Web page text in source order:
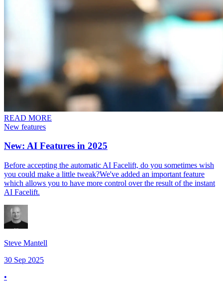
READ MORE
New features​​​​‌ ‍ ​‍​‍‌‍ ‌ ​‍‌‍‍‌‌‍‌ ‌‍‍‌‌‍ ‍​‍​‍​ ‍‍​‍​‍‌ ​ ‌‍​‌‌‍ ‍‌‍‍‌‌ ‌​‌ ‍‌​‍ ‍‌‍‍‌‌‍ ​‍​‍​‍ ​​‍​‍‌‍‍​‌ ​‍‌‍‌‌‌‍‌‍​‍​‍​ ‍‍​‍​‍​‍ ‌‍​‌‌‍‌​‌‍ ‌‌‍‍‌‌‍ ‍​‍ ‌‍‍‌‌‍ ‍‌ ‌​‌‍‌‌‌‍ ‍‌ ‌​​‍ ‌‍‌‌‌‍‌​‌‍‍‌‌ ‌​​‍ ‌‍ ‌‌‍ ‌‍‌​‌‍‌‌​ ‌‌ ​​‌ ​‍‌‍‌‌‌ ​ ‌‍‌‌‌‍ ‍‌ ‌​‌‍​‌‌ ‌​‌‍‍‌‌‍ ‌‍ ‍​ ‍ ‌‍‍‌‌‍‌​​ ‌​ ​‍​ ‌ ​ ‌‌‌‍‌‍‌‍​‍​ ​‍‌‍‌‌​ ​‌​‍ ‌​ ​​‌‍​‌​ ‌ ​ ‌ ​‍ ‌​ ‌​​ ‌​‌‍​ ​ ‌‌​‍ ‌​ ‍​​ ​ ​ ​ ​ ‌​​‍ ‌​ ‍‌​ ‍​‌‍‌​​ ‍‌​ ​‌‌‍‌‌​ ‌​​ ‌‍​ ‌‍​ ‍​​ ​‌​ ​‌​ ‍ ‌ ‌​‌ ‍‌‌ ​​‌‍‌‌​ ‌‌ ​​‌‍ ‌ ​ ‌ ‌​‌​​ ‌‍​‌‌ ‌​‌‍‌‌‌‍‌ ‌‍ ‌ ​‍‌ ‍‌​ ‍ ‌ ​​‌‍​‌‌ ‌​‌‍‍​​ ‌‌ ‌​‌‍‍‌‌ ‌​‌‍ ​‌‍‌‌​ ‌‍​‍‌‍​‌‌ ​ ‌‍‌‌‌‌‌‌‌ ​‍‌‍ ​​ ‌​‍‌‌​ ​‍‌​‌‍‌‍​‌‌‍‌​‌‍ ‌‌‍‍‌‌‍ ‍​‍‌‍‌‍‍‌‌‍‌​​ ‌​ ​‍​ ‌ ​ ‌‌‌‍‌‍‌‍​‍​ ​‍‌‍‌‌​ ​‌​‍ ‌​ ​​‌‍​‌​ ‌ ​ ‌ ​‍ ‌​ ‌​​ ‌​‌‍​ ​ ‌‌​‍ ‌​ ‍​​ ​ ​ ​ ​ ‌​​‍ ‌​ ‍‌​ ‍​‌‍‌​​ ‍‌​ ​‌‌‍‌‌​ ‌​​ ‌‍​ ‌‍​ ‍​​ ​‌​ ​‌​‍‌‍‌ ‌​‌ ‍‌‌ ​​‌‍‌‌​ ‌‌ ​​‌‍ ‌ ​ ‌ ‌​‌​​ ‌‍​‌‌ ‌​‌‍‌‌‌‍‌ ‌‍ ‌ ​‍‌ ‍‌​‍‌‍‌ ​​‌‍​‌‌ ‌​‌‍‍​​ ‌‌ ‌​‌‍‍‌‌ ‌​‌‍ ​‌‍‌‌​‍​‍‌ ‌
New: AI Features in 2025
Before accepting the automatic AI Facelift, do you sometimes wish
you could make a little tweak?​​​​‌ ‍ ​‍​‍‌‍ ‌ ​‍‌‍‍‌‌‍‌ ‌‍‍‌‌‍ ‍​‍​‍​ ‍‍​‍​‍‌ ​ ‌‍​‌‌‍ ‍‌‍‍‌‌ ‌​‌ ‍‌​‍ ‍‌‍‍‌‌‍ ​‍​‍​‍ ​​‍​‍‌‍‍​‌ ​‍‌‍‌‌‌‍‌‍​‍​‍​ ‍‍​‍​‍​‍ ‌‍​‌‌‍‌​‌‍ ‌‌‍‍‌‌‍ ‍​‍ ‌‍‍‌‌‍ ‍‌ ‌​‌‍‌‌‌‍ ‍‌ ‌​​‍ ‌‍‌‌‌‍‌​‌‍‍‌‌ ‌​​‍ ‌‍ ‌‌‍ ‌‍‌​‌‍‌‌​ ‌‌ ​​‌ ​‍‌‍‌‌‌ ​ ‌‍‌‌‌‍ ‍‌ ‌​‌‍​‌‌ ‌​‌‍‍‌‌‍ ‌‍ ‍​ ‍ ‌‍‍‌‌‍‌​​ ‌​ ​​​ ‍​​ ​ ​ ‌‌‌‍​‍‌‍‌‌‌‍‌‍‌‍​‍​‍ ‌‌‍​‌‌‍‌‍‌‍‌‍​ ​‍​‍ ‌​ ‌​‌‍‌​​ ‌​​ ​ ​‍ ‌​ ‍​​ ‍​​ ‍‌​ ​‌​‍ ‌‌‍‌‌​ ​‌​ ​​​ ‍​​ ‍​​ ‍‌​ ‌‌​ ‌‌​ ‌ ​ ​​‌‍‌​​ ‍‌​ ‍ ‌ ‌​‌ ‍‌‌ ​​‌‍‌‌​ ‌‌ ​​‌‍ ‌ ​ ‌ ‌​​ ‍ ‌ ​​‌‍​‌‌ ‌​‌‍‍​​ ‌‌‍‌‌‌ ‍​‌‍​ ‌‍‌‌‌ ​‍‌ ​​‌ ‌​​‍‌‌​ ‌‌‌​​‍‌‌ ‌‍‍ ‌‍‌‌‌ ‍‌​‍‌‌​ ​ ‌​‌​​‍‌‌​ ​ ‌​‌​​‍‌‌​ ​‍​ ​‍​ ‌‌‌‍​‌​ ‍​‌‍‌‍​ ‍​‌‍​‍​ ‍​‌‍​‌​ ​‍​ ‍​‌‍‌‌​ ​ ​‍‌‌​ ​‍​ ​‍​‍‌‌​ ‌‌‌​‌​​‍ ‍‌‍​ ‌‍‍​‌‍‍‌‌‍ ​‌‍‌​‌ ​‍‌‍‌‌‌‍ ‍​‍‌‌​ ‌‌‌​​‍‌‌ ‌‍‍ ‌‍‌‌‌ ‍‌​‍‌‌​ ​ ‌​‌​​‍‌‌​ ​ ‌​‌​​‍‌‌​ ​‍​ ​‍​ ‍‌​ ‌‌‌‍​ ‌‍​‍​ ​‌​ ‌ ‌‍​‍​ ​ ​ ​ ‌‍​‌​ ​‍‌‍​ ​‍‌‌​ ​‍​ ​‍​‍‌‌​ ‌‌‌​‌​​‍ ‍‌ ‌​‌‍‌‌‌ ‍​‌ ‌​​ ‌‍​‍‌‍​‌‌ ​ ‌‍‌‌‌‌‌‌‌ ​‍‌‍ ​​ ‌​‍‌‌​ ​‍‌​‌‍‌‍​‌‌‍‌​‌‍ ‌‌‍‍‌‌‍ ‍​‍‌‍‌‍‍‌‌‍‌​​ ‌​ ​​​ ‍​​ ​ ​ ‌‌‌‍​‍‌‍‌‌‌‍‌‍‌‍​‍​‍ ‌‌‍​‌‌‍‌‍‌‍‌‍​ ​‍​‍ ‌​ ‌​‌‍‌​​ ‌​​ ​ ​‍ ‌​ ‍​​ ‍​​ ‍‌​ ​‌​‍ ‌‌‍‌‌​ ​‌​ ​​​ ‍​​ ‍​​ ‍‌​ ‌‌​ ‌‌​ ‌ ​ ​​‌‍‌​​ ‍‌​‍‌‍‌ ‌​‌ ‍‌‌ ​​‌‍‌‌​ ‌‌ ​​‌‍ ‌ ​ ‌ ‌​​‍‌‍‌ ​​‌‍​‌‌ ‌​‌‍‍​​ ‌‌‍‌‌‌ ‍​‌‍​ ‌‍‌‌‌ ​‍‌ ​​‌ ‌​​‍‌‌​ ‌‌‌​​‍‌‌ ‌‍‍ ‌‍‌‌‌ ‍‌​‍‌‌​ ​ ‌​‌​​‍‌‌​ ​ ‌​‌​​‍‌‌​ ​‍​ ​‍​ ‌‌‌‍​‌​ ‍​‌‍‌‍​ ‍​‌‍​‍​ ‍​‌‍​‌​ ​‍​ ‍​‌‍‌‌​ ​ ​‍‌‌​ ​‍​ ​‍​‍‌‌​ ‌‌‌​‌​​‍ ‍‌‍​ ‌‍‍​‌‍‍‌‌‍ ​‌‍‌​‌ ​‍‌‍‌‌‌‍ ‍​‍‌‌​ ‌‌‌​​‍‌‌ ‌‍‍ ‌‍‌‌‌ ‍‌​‍‌‌​ ​ ‌​‌​​‍‌‌​ ​ ‌​‌​​‍‌‌​ ​‍​ ​‍​ ‍‌​ ‌‌‌‍​ ‌‍​‍​ ​‌​ ‌ ‌‍​‍​ ​ ​ ​ ‌‍​‌​ ​‍‌‍​ ​‍‌‌​ ​‍​ ​‍​‍‌‌​ ‌‌‌​‌​​‍ ‍‌ ‌​‌‍‌‌‌ ‍​‌ ‌​​‍‌‍‌ ​​‌‍‌‌‌ ​‍‌ ​ ‌ ​​‌‍‌‌‌‍​ ‌ ‌​‌‍‍‌‌ ‌‍‌‍‌‌​ ‌‌ ​​‌ ‌‌‌‍​‍‌‍ ​‌‍‍‌‌ ​ ‌‍‍​‌‍‌‌‌‍‌​​‍​‍‌ ‌We've added an important feature
which allows you to have more control over the result of the instant
AI Facelift.​​​​‌ ‍ ​‍​‍‌‍ ‌ ​‍‌‍‍‌‌‍‌ ‌‍‍‌‌‍ ‍​‍​‍​ ‍‍​‍​‍‌ ​ ‌‍​‌‌‍ ‍‌‍‍‌‌ ‌​‌ ‍‌​‍ ‍‌‍‍‌‌‍ ​‍​‍​‍ ​​‍​‍‌‍‍​‌ ​‍‌‍‌‌‌‍‌‍​‍​‍​ ‍‍​‍​‍​‍ ‌‍​‌‌‍‌​‌‍ ‌‌‍‍‌‌‍ ‍​‍ ‌‍‍‌‌‍ ‍‌ ‌​‌‍‌‌‌‍ ‍‌ ‌​​‍ ‌‍‌‌‌‍‌​‌‍‍‌‌ ‌​​‍ ‌‍ ‌‌‍ ‌‍‌​‌‍‌‌​ ‌‌ ​​‌ ​‍‌‍‌‌‌ ​ ‌‍‌‌‌‍ ‍‌ ‌​‌‍​‌‌ ‌​‌‍‍‌‌‍ ‌‍ ‍​ ‍ ‌‍‍‌‌‍‌​​ ‌​ ​​​ ‍​​ ​ ​ ‌‌‌‍​‍‌‍‌‌‌‍‌‍‌‍​‍​‍ ‌‌‍​‌‌‍‌‍‌‍‌‍​ ​‍​‍ ‌​ ‌​‌‍‌​​ ‌​​ ​ ​‍ ‌​ ‍​​ ‍​​ ‍‌​ ​‌​‍ ‌‌‍‌‌​ ​‌​ ​​​ ‍​​ ‍​​ ‍‌​ ‌‌​ ‌‌​ ‌ ​ ​​‌‍‌​​ ‍‌​ ‍ ‌ ‌​‌ ‍‌‌ ​​‌‍‌‌​ ‌‌ ​​‌‍ ‌ ​ ‌ ‌​​ ‍ ‌ ​​‌‍​‌‌ ‌​‌‍‍​​ ‌‌‍‌‌‌ ‍​‌‍​ ‌‍‌‌‌ ​‍‌ ​​‌ ‌​​‍‌‌​ ‌‌‌​​‍‌‌ ‌‍‍ ‌‍‌‌‌ ‍‌​‍‌‌​ ​ ‌​‌​​‍‌‌​ ​ ‌​‌​​‍‌‌​ ​‍​ ​‍​ ‍‌‌‍‌​​ ​‌‌‍​‌‌‍‌‌‌‍‌‍‌‍​‌​ ‌‍‌‍​‍‌‍‌‌‌‍​‍​ ‌‌​‍‌‌​ ​‍​ ​‍​‍‌‌​ ‌‌‌​‌​​‍ ‍‌‍​ ‌‍‍​‌‍‍‌‌‍ ​‌‍‌​‌ ​‍‌‍‌‌‌‍ ‍​‍‌‌​ ‌‌‌​​‍‌‌ ‌‍‍ ‌‍‌‌‌ ‍‌​‍‌‌​ ​ ‌​‌​​‍‌‌​ ​ ‌​‌​​‍‌‌​ ​‍​ ​‍‌‍‌‌‌‍‌‍‌‍‌​​ ‌‍​ ‍‌​ ‍​‌‍​‍​ ​‌‌‍‌‌​ ‌‌‌‍‌​‌‍‌‍​‍‌‌​ ​‍​ ​‍​‍‌‌​ ‌‌‌​‌​​‍ ‍‌ ‌​‌‍‌‌‌ ‍​‌ ‌​​ ‌‍​‍‌‍​‌‌ ​ ‌‍‌‌‌‌‌‌‌ ​‍‌‍ ​​ ‌​‍‌‌​ ​‍‌​‌‍‌‍​‌‌‍‌​‌‍ ‌‌‍‍‌‌‍ ‍​‍‌‍‌‍‍‌‌‍‌​​ ‌​ ​​​ ‍​​ ​ ​ ‌‌‌‍​‍‌‍‌‌‌‍‌‍‌‍​‍​‍ ‌‌‍​‌‌‍‌‍‌‍‌‍​ ​‍​‍ ‌​ ‌​‌‍‌​​ ‌​​ ​ ​‍ ‌​ ‍​​ ‍​​ ‍‌​ ​‌​‍ ‌‌‍‌‌​ ​‌​ ​​​ ‍​​ ‍​​ ‍‌​ ‌‌​ ‌‌​ ‌ ​ ​​‌‍‌​​ ‍‌​‍‌‍‌ ‌​‌ ‍‌‌ ​​‌‍‌‌​ ‌‌ ​​‌‍ ‌ ​ ‌ ‌​​‍‌‍‌ ​​‌‍​‌‌ ‌​‌‍‍​​ ‌‌‍‌‌‌ ‍​‌‍​ ‌‍‌‌‌ ​‍‌ ​​‌ ‌​​‍‌‌​ ‌‌‌​​‍‌‌ ‌‍‍ ‌‍‌‌‌ ‍‌​‍‌‌​ ​ ‌​‌​​‍‌‌​ ​ ‌​‌​​‍‌‌​ ​‍​ ​‍​ ‍‌‌‍‌​​ ​‌‌‍​‌‌‍‌‌‌‍‌‍‌‍​‌​ ‌‍‌‍​‍‌‍‌‌‌‍​‍​ ‌‌​‍‌‌​ ​‍​ ​‍​‍‌‌​ ‌‌‌​‌​​‍ ‍‌‍​ ‌‍‍​‌‍‍‌‌‍ ​‌‍‌​‌ ​‍‌‍‌‌‌‍ ‍​‍‌‌​ ‌‌‌​​‍‌‌ ‌‍‍ ‌‍‌‌‌ ‍‌​‍‌‌​ ​ ‌​‌​​‍‌‌​ ​ ‌​‌​​‍‌‌​ ​‍​ ​‍‌‍‌‌‌‍‌‍‌‍‌​​ ‌‍​ ‍‌​ ‍​‌‍​‍​ ​‌‌‍‌‌​ ‌‌‌‍‌​‌‍‌‍​‍‌‌​ ​‍​ ​‍​‍‌‌​ ‌‌‌​‌​​‍ ‍‌ ‌​‌‍‌‌‌ ‍​‌ ‌​​‍‌‍‌ ​​‌‍‌‌‌ ​‍‌ ​ ‌ ​​‌‍‌‌‌‍​ ‌ ‌​‌‍‍‌‌ ‌‍‌‍‌‌​ ‌‌ ​​‌ ‌‌‌‍​‍‌‍ ​‌‍‍‌‌ ​ ‌‍‍​‌‍‌‌‌‍‌​​‍​‍‌ ‌
Steve Mantell​​​​‌ ‍ ​‍​‍‌‍ ‌ ​‍‌‍‍‌‌‍‌ ‌‍‍‌‌‍ ‍​‍​‍​ ‍‍​‍​‍‌ ​ ‌‍​‌‌‍ ‍‌‍‍‌‌ ‌​‌ ‍‌​‍ ‍‌‍‍‌‌‍ ​‍​‍​‍ ​​‍​‍‌‍‍​‌ ​‍‌‍‌‌‌‍‌‍​‍​‍​ ‍‍​‍​‍​‍ ‌‍​‌‌‍‌​‌‍ ‌‌‍‍‌‌‍ ‍​‍ ‌‍‍‌‌‍ ‍‌ ‌​‌‍‌‌‌‍ ‍‌ ‌​​‍ ‌‍‌‌‌‍‌​‌‍‍‌‌ ‌​​‍ ‌‍ ‌‌‍ ‌‍‌​‌‍‌‌​ ‌‌ ​​‌ ​‍‌‍‌‌‌ ​ ‌‍‌‌‌‍ ‍‌ ‌​‌‍​‌‌ ‌​‌‍‍‌‌‍ ‌‍ ‍​ ‍ ‌‍‍‌‌‍‌​​ ‌‌‍‌​‌‍‌‍​ ‍​​ ‍‌​ ​​​ ​‍​ ‌​​ ​‍​‍ ‌​ ​ ​ ‌‍​ ​‌​ ​‌​‍ ‌​ ‌​​ ‌‌​ ​ ​ ‌ ​‍ ‌​ ‍​‌‍‌‌​ ‌‌‌‍​‍​‍ ‌‌‍​ ​ ‌ ​ ‌‌‌‍‌‍‌‍​‍​ ‌‍‌‍‌‍‌‍‌​‌‍‌‍‌‍‌‍‌‍​‌​ ‍‌​ ‍ ‌ ‌​‌ ‍‌‌ ​​‌‍‌‌​ ‌‌‍​‌‌ ‌‌‌ ‌​‌‍‍​‌‍ ‌ ​‍​ ‍ ‌ ​​‌‍​‌‌ ‌​‌‍‍​​ ‌‌‍ ‍‌‍​‌‌‍ ‌‌‍‌‌​ ‌‍​‍‌‍​‌‌ ​ ‌‍‌‌‌‌‌‌‌ ​‍‌‍ ​​ ‌​‍‌‌​ ​‍‌​‌‍‌‍​‌‌‍‌​‌‍ ‌‌‍‍‌‌‍ ‍​‍‌‍‌‍‍‌‌‍‌​​ ‌‌‍‌​‌‍‌‍​ ‍​​ ‍‌​ ​​​ ​‍​ ‌​​ ​‍​‍ ‌​ ​ ​ ‌‍​ ​‌​ ​‌​‍ ‌​ ‌​​ ‌‌​ ​ ​ ‌ ​‍ ‌​ ‍​‌‍‌‌​ ‌‌‌‍​‍​‍ ‌‌‍​ ​ ‌ ​ ‌‌‌‍‌‍‌‍​‍​ ‌‍‌‍‌‍‌‍‌​‌‍‌‍‌‍‌‍‌‍​‌​ ‍‌​‍‌‍‌ ‌​‌ ‍‌‌ ​​‌‍‌‌​ ‌‌‍​‌‌ ‌‌‌ ‌​‌‍‍​‌‍ ‌ ​‍​‍‌‍‌ ​​‌‍​‌‌ ‌​‌‍‍​​ ‌‌‍ ‍‌‍​‌‌‍ ‌‌‍‌‌​‍‌‍‌ ​​‌‍‌‌‌ ​‍‌ ​ ‌ ​​‌‍‌‌‌‍​ ‌ ‌​‌‍‍‌‌ ‌‍‌‍‌‌​ ‌‌ ​​‌ ‌‌‌‍​‍‌‍ ​‌‍‍‌‌ ​ ‌‍‍​‌‍‌‌‌‍‌​​‍​‍‌ ‌
30 Sep 2025
•